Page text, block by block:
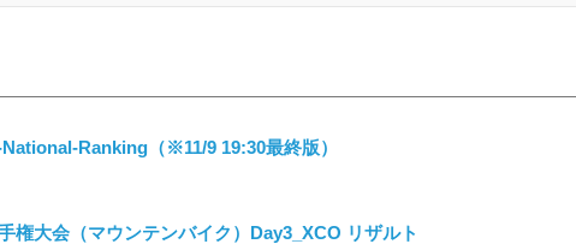
Ranking（※11/9 19:30最終版）
権大会（マウンテンバイク）Day3_XCO リザルト